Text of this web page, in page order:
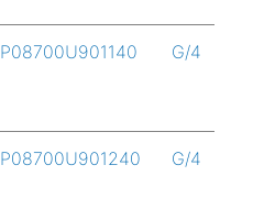
P08700U901140 G/4
P08700U901240 G/4